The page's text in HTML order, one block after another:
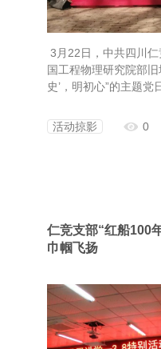
3月22日，中共四川
国工程物理研究院部
史’，明初心”的主题党
昌、邓稼先、朱光亚
作、生活过数年甚至十
活动掠影 0
仁竞支部“红船100
巾帼飞扬